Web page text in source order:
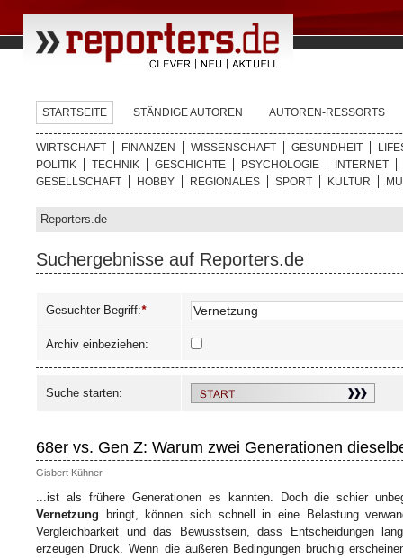
STARTSEITE STÄNDIGE AUTOREN AUTOREN-RESSORTS
WIRTSCHAFT FINANZEN WISSENSCHAFT GESUNDHEIT
POLITIK
TECHNIK GESCHICHTE PSYCHOLOGIE
INTERNET
GESELLSCHAFT
HOBBY REGIONALES SPORT KULTUR
Reporters.de
Suchergebnisse auf Reporters.de
Gesuchter Begriff:*
Archiv einbeziehen:
Suche starten:
68er vs. Gen Z: Warum zwei Generationen
Gisbert Kühner
...ist als frühere Generationen es kannten. Doch die schier
Vernetzung bringt, können sich schnell in eine Belastung
Vergleichbarkeit und das Bewusstsein, dass Entscheidungen
erzeugen Druck. Wenn die äußeren Bedingungen brüchig